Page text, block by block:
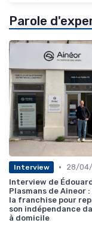
Parole
Interview •
28/
Interview de
Plasmans de Aineor
la franchise pour
son indépendance
à domicile